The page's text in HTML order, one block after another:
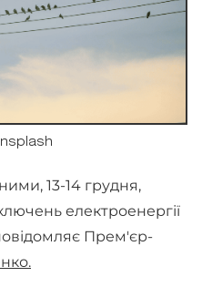
13-14 грудня,
електроенергії
Прем'єр-